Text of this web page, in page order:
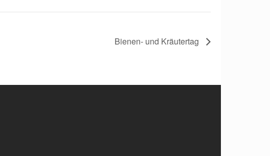
Bienen- und Kräutertag